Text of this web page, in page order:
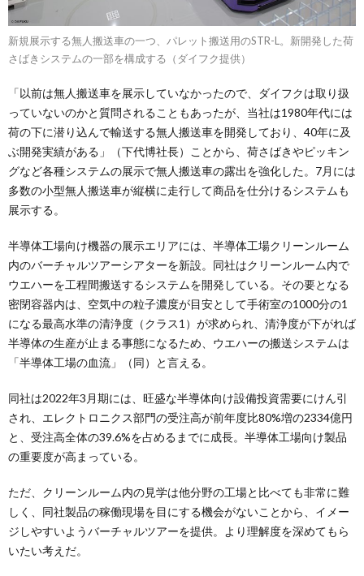
新規展示する無人搬送車の一つ、パレット搬送用のSTR-L。新開発した荷
さばきシステムの一部を構成する（ダイフク提供）
「以前は無人搬送車を展示していなかったので、ダイフクは取り扱
っていないのかと質問されることもあったが、当社は1980年代には
荷の下に潜り込んで輸送する無人搬送車を開発しており、40年に及
ぶ開発実績がある」（下代博社長）ことから、荷さばきやピッキン
グなど各種システムの展示で無人搬送車の露出を強化した。7月には
多数の小型無人搬送車が縦横に走行して商品を仕分けるシステムも
展示する。
半導体工場向け機器の展示エリアには、半導体工場クリーンルーム
内のバーチャルツアーシアターを新設。同社はクリーンルーム内で
ウエハーを工程間搬送するシステムを開発している。その要となる
密閉容器内は、空気中の粒子濃度が目安として手術室の1000分の1
になる最高水準の清浄度（クラス1）が求められ、清浄度が下がれば
半導体の生産が止まる事態になるため、ウエハーの搬送システムは
「半導体工場の血流」（同）と言える。
同社は2022年3月期には、旺盛な半導体向け設備投資需要にけん引
され、エレクトロニクス部門の受注高が前年度比80%増の2334億円
と、受注高全体の39.6%を占めるまでに成長。半導体工場向け製品
の重要度が高まっている。
ただ、クリーンルーム内の見学は他分野の工場と比べても非常に難
しく、同社製品の稼働現場を目にする機会がないことから、イメー
ジしやすいようバーチャルツアーを提供。より理解度を深めてもら
いたい考えだ。